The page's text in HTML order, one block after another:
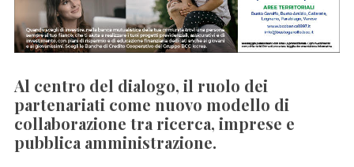
Al centro del dialogo, il ruolo dei
partenariati come nuovo modello di
collaborazione tra ricerca, imprese e
pubblica amministrazione.